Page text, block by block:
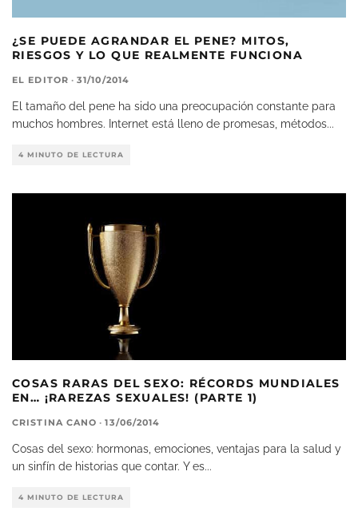
¿SE PUEDE AGRANDAR EL PENE? MITOS,
RIESGOS Y LO QUE REALMENTE FUNCIONA
EL EDITOR · 31/10/2014
El tamaño del pene ha sido una preocupación constante para
muchos hombres. Internet está lleno de promesas, métodos...
4 MINUTO DE LECTURA
COSAS RARAS DEL SEXO: RÉCORDS MUNDIALES
EN… ¡RAREZAS SEXUALES! (PARTE 1)
CRISTINA CANO · 13/06/2014
Cosas del sexo: hormonas, emociones, ventajas para la salud y
un sinfín de historias que contar. Y es...
4 MINUTO DE LECTURA